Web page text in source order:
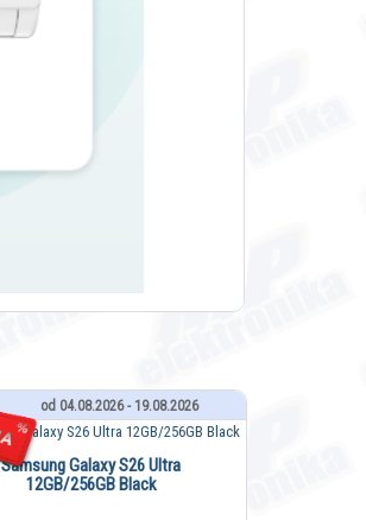
od 04.08.2026 - 19.08.2026
Samsung Galaxy S26 Ultra
12GB/256GB Black